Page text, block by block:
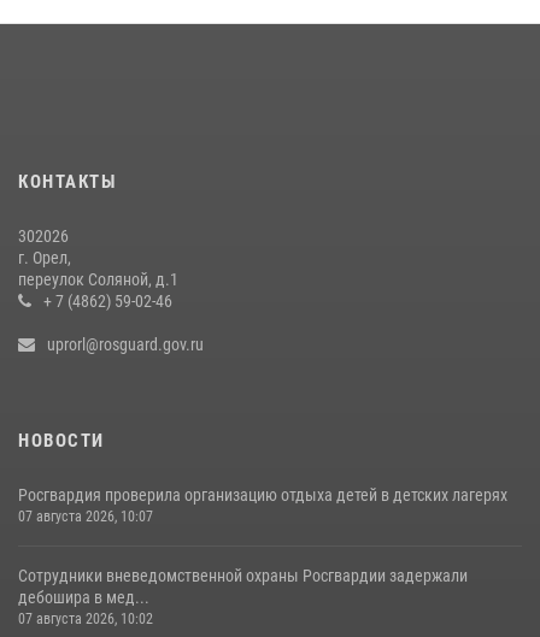
15 июля 2026, 14:49
КОНТАКТЫ
302026
г. Орел,
переулок Соляной, д.1
+ 7 (4862) 59-02-46
uprorl@rosguard.gov.ru
НОВОСТИ
Росгвардия проверила организацию отдыха детей в детских лагерях
07 августа 2026, 10:07
Сотрудники вневедомственной охраны Росгвардии задержали
дебошира в мед...
07 августа 2026, 10:02